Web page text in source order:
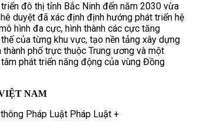
đô thị tỉnh Bắc Ninh đến năm 2030 vừa
duyệt đã xác định định hướng phát triển hệ
hình đa cực, hình thành các cực tăng
của từng khu vực, tạo nền tảng xây dựng
thành phố trực thuộc Trung ương và một
phát triển năng động của vùng Đồng
NAM
Pháp Luật Pháp Luật +